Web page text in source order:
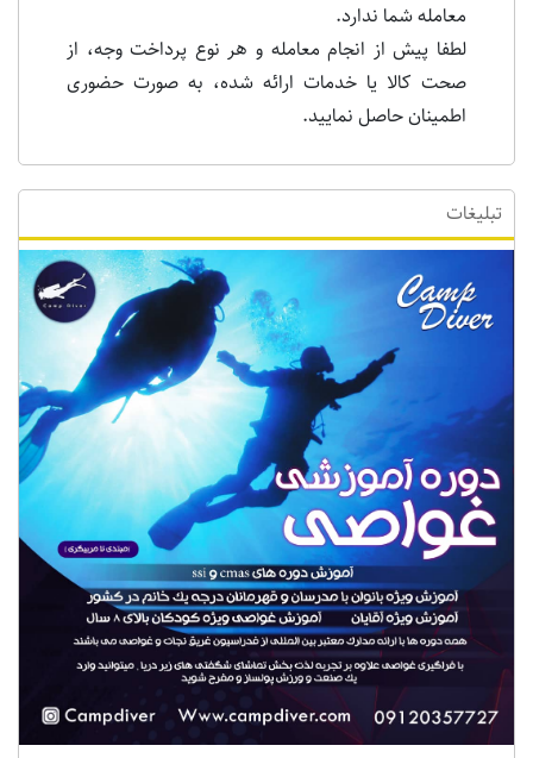
معامله شما ندارد.
لطفا پیش از انجام معامله و هر نوع پرداخت وجه، از
صحت کالا یا خدمات ارائه شده، به صورت حضوری
اطمینان حاصل نمایید.
تبلیغات